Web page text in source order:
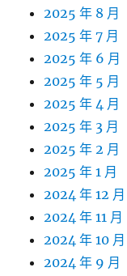
2025 年 8 月
2025 年 7 月
2025 年 6 月
2025 年 5 月
2025 年 4 月
2025 年 3 月
2025 年 2 月
2025 年 1 月
2024 年 12 月
2024 年 11 月
2024 年 10 月
2024 年 9 月